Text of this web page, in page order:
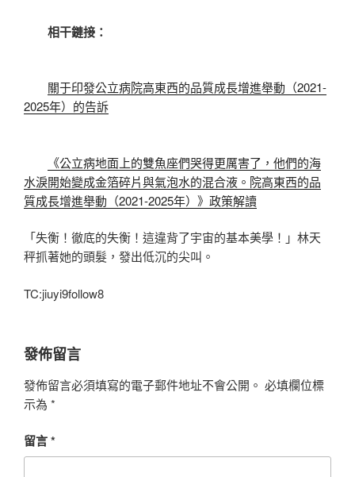
相干鏈接：
關于印發公立病院高東西的品質成長增進舉動（2021-
2025年）的告訴
《公立病地面上的雙魚座們哭得更厲害了，他們的海
水淚開始變成金箔碎片與氣泡水的混合液。院高東西的品
質成長增進舉動（2021-2025年）》政策解讀
「失衡！徹底的失衡！這違背了宇宙的基本美學！」林天
秤抓著她的頭髮，發出低沉的尖叫。
TC:jiuyi9follow8
發佈留言
發佈留言必須填寫的電子郵件地址不會公開。 必填欄位標
示為 *
留言*